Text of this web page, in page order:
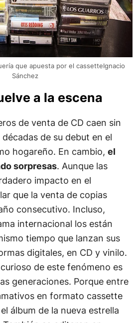
que apuesta por el cassetteIgnacio
Sánchez
a la escena
de venta de CD caen sin
de su debut en el
hogareño. En cambio, el
sorpresas. Aunque las
impacto en el
que la venta de copias
consecutivo. Incluso,
internacional los están
tiempo que lanzan sus
digitales, en CD y vinilo.
de este fenómeno es
generaciones. Porque entre
en formato cassette
álbum de la nueva estrella